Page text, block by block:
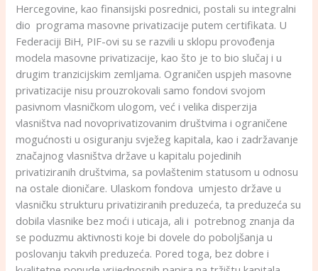
Hercegovine, kao finansijski posrednici, postali su integralni
dio programa masovne privatizacije putem certifikata. U
Federaciji BiH, PIF-ovi su se razvili u sklopu provođenja
modela masovne privatizacije, kao što je to bio slučaj i u
drugim tranzicijskim zemljama. Ograničen uspjeh masovne
privatizacije nisu prouzrokovali samo fondovi svojom
pasivnom vlasničkom ulogom, već i velika disperzija
vlasništva nad novoprivatizovanim društvima i ograničene
mogućnosti u osiguranju svježeg kapitala, kao i zadržavanje
značajnog vlasništva države u kapitalu pojedinih
privatiziranih društvima, sa povlaštenim statusom u odnosu
na ostale dioničare. Ulaskom fondova umjesto države u
vlasničku strukturu privatiziranih preduzeća, ta preduzeća su
dobila vlasnike bez moći i uticaja, ali i potrebnog znanja da
se poduzmu aktivnosti koje bi dovele do poboljšanja u
poslovanju takvih preduzeća. Pored toga, bez dobre i